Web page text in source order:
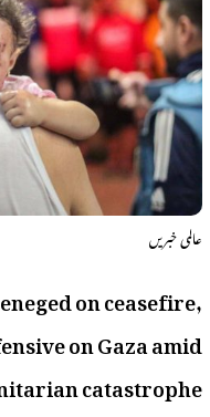
عالمی خبریں
on ceasefire,
on Gaza amid
catastrophe